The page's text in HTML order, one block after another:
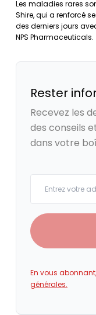
Les maladies rares
Shire, qui a renforcé
des derniers jours
NPS Pharmaceuticals.
Rester
Recevez les
des conseils
dans votre
En vous
générales.